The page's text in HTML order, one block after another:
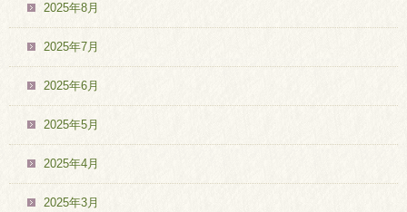
2025年8月
2025年7月
2025年6月
2025年5月
2025年4月
2025年3月